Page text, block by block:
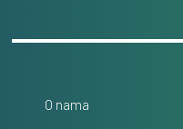
O nama